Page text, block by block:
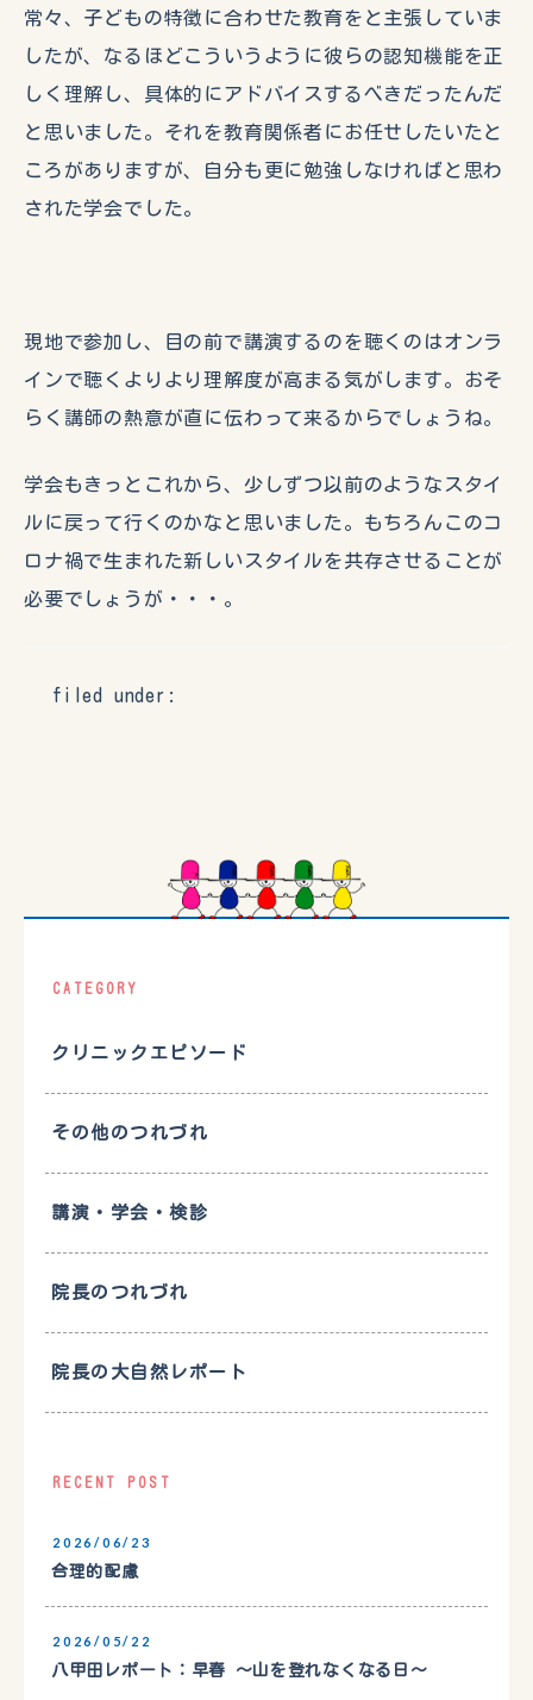
常々、子どもの特徴に合わせた教育をと主張していま
したが、なるほどこういうように彼らの認知機能を正
しく理解し、具体的にアドバイスするべきだったんだ
と思いました。それを教育関係者にお任せしたいたと
ころがありますが、自分も更に勉強しなければと思わ
された学会でした。
現地で参加し、目の前で講演するのを聴くのはオンラ
インで聴くよりより理解度が高まる気がします。おそ
らく講師の熱意が直に伝わって来るからでしょうね。
学会もきっとこれから、少しずつ以前のようなスタイ
ルに戻って行くのかなと思いました。もちろんこのコ
ロナ禍で生まれた新しいスタイルを共存させることが
必要でしょうが・・・。
filed under:
CATEGORY
クリニックエピソード
その他のつれづれ
講演・学会・検診
院長のつれづれ
院長の大自然レポート
RECENT POST
2026/06/23
合理的配慮
2026/05/22
八甲田レポート：早春 〜山を登れなくなる日〜